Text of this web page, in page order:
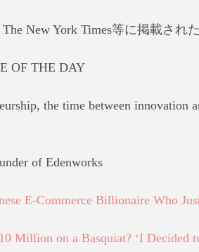
The New York Times等に掲載され
OF THE DAY
the time between innovation
of Edenworks
E-Commerce Billionaire Who
Million on a Basquiat? ‘I Decided